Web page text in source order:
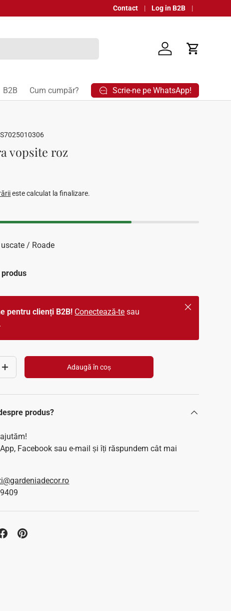
Contact Log in B2B
Autentificare
Coș
B2B Cum cumpăr? Scrie-ne pe WhatsApp!
vopsite roz
este calculat la finalizare.
/ Roade
produs
pentru clienți B2B! Conectează-te sau
.
Închide
Crește cantitatea Adaugă în coș
produs?
Facebook sau e-mail și îți răspundem cât mai